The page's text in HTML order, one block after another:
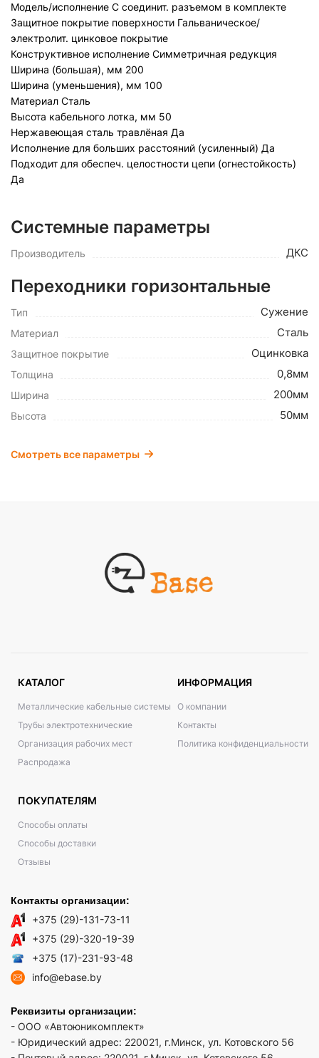
Модель/исполнение С соединит. разъемом в комплекте
Защитное покрытие поверхности Гальваническое/
электролит. цинковое покрытие
Конструктивное исполнение Симметричная редукция
Ширина (большая), мм 200
Ширина (уменьшения), мм 100
Материал Сталь
Высота кабельного лотка, мм 50
Нержавеющая сталь травлёная Да
Исполнение для больших расстояний (усиленный) Да
Подходит для обеспеч. целостности цепи (огнестойкость)
Да
Системные параметры
Производитель ДКС
Переходники горизонтальные
Тип Сужение
Материал Сталь
Защитное покрытие Оцинковка
Толщина 0,8мм
Ширина 200мм
Высота 50мм
Смотреть все параметры
КАТАЛОГ
Металлические кабельные системы
Трубы электротехнические
Организация рабочих мест
Распродажа
ИНФОРМАЦИЯ
О компании
Контакты
Политика конфиденциальности
ПОКУПАТЕЛЯМ
Способы оплаты
Способы доставки
Отзывы
Контакты организации:
+375 (29)-131-73-11
+375 (29)-320-19-39
+375 (17)-231-93-48
info@ebase.by
Реквизиты организации:
- ООО «Автоюникомплект»
- Юридический адрес: 220021, г.Минск, ул. Котовского 56